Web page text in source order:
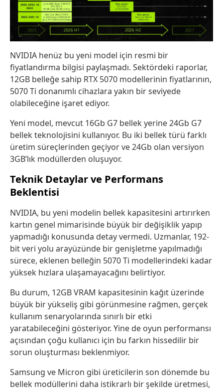
NVIDIA henüz bu yeni model için resmi bir
fiyatlandırma bilgisi paylaşmadı. Sektördeki raporlar,
12GB belleğe sahip RTX 5070 modellerinin fiyatlarının,
5070 Ti donanımlı cihazlara yakın bir seviyede
olabileceğine işaret ediyor.
Yeni model, mevcut 16Gb G7 bellek yerine 24Gb G7
bellek teknolojisini kullanıyor. Bu iki bellek türü farklı
üretim süreçlerinden geçiyor ve 24Gb olan versiyon
3GB’lık modüllerden oluşuyor.
Teknik Detaylar ve Performans
Beklentisi
NVIDIA, bu yeni modelin bellek kapasitesini artırırken
kartın genel mimarisinde büyük bir değişiklik yapıp
yapmadığı konusunda detay vermedi. Uzmanlar, 192-
bit veri yolu arayüzünde bir genişletme yapılmadığı
sürece, eklenen belleğin 5070 Ti modellerindeki kadar
yüksek hızlara ulaşamayacağını belirtiyor.
Bu durum, 12GB VRAM kapasitesinin kağıt üzerinde
büyük bir yükseliş gibi görünmesine rağmen, gerçek
kullanım senaryolarında sınırlı bir etki
yaratabileceğini gösteriyor. Yine de oyun performansı
açısından çoğu kullanıcı için bu farkın hissedilir bir
sorun oluşturması beklenmiyor.
Samsung ve Micron gibi üreticilerin son dönemde bu
bellek modüllerini daha istikrarlı bir şekilde üretmesi,